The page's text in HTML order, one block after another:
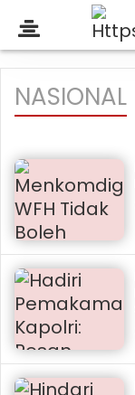
NASIONAL